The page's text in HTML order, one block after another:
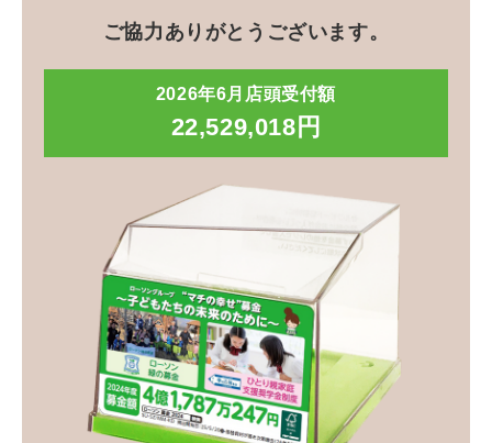
ご協力ありがとうございます。
2026年6月店頭受付額
22,529,018円